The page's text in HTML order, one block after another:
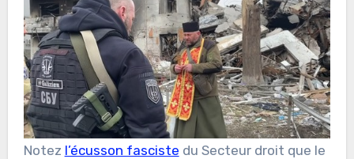
Notez l’écusson fasciste du Secteur droit que le